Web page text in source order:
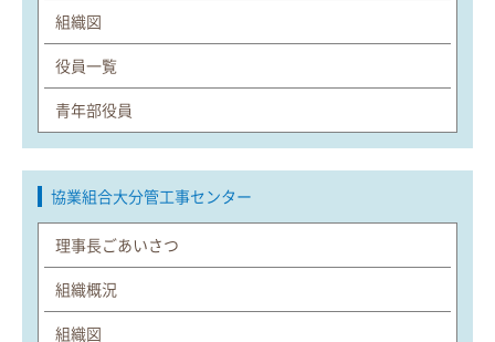
組織図
役員一覧
青年部役員
協業組合大分管工事センター
理事長ごあいさつ
組織概況
組織図